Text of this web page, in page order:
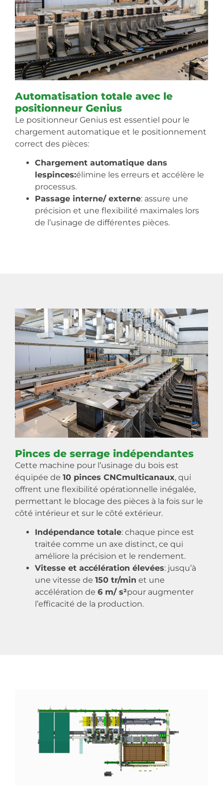
Automatisation totale avec le
positionneur Genius
Le positionneur Genius est essentiel pour le
chargement automatique et le positionnement
correct des pièces:
Chargement automatique dans
lespinces:élimine les erreurs et accélère le
processus.
Passage interne/ externe: assure une
précision et une flexibilité maximales lors
de l’usinage de différentes pièces.
Pinces de serrage indépendantes
Cette machine pour l’usinage du bois est
équipée de 10 pinces CNCmulticanaux, qui
offrent une flexibilité opérationnelle inégalée,
permettant le blocage des pièces à la fois sur le
côté intérieur et sur le côté extérieur.
Indépendance totale: chaque pince est
traitée comme un axe distinct, ce qui
améliore la précision et le rendement.
Vitesse et accélération élevées: jusqu’à
une vitesse de 150 tr/min et une
accélération de 6 m/ s²pour augmenter
l’efficacité de la production.